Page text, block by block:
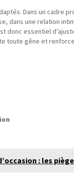
Dans un cadre
dans une relation
donc essentiel
toute gêne et
: les